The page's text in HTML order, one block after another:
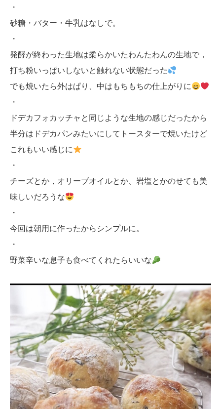
・
砂糖・バター・牛乳はなしで。
・
発酵が終わった生地は柔らかいたわんたわんの生地で，
打ち粉いっぱいしないと触れない状態だった
でも焼いたら外はぱり、中はもちもちの仕上がりに
・
ドデカフォカッチャと同じような生地の感じだったから
半分はドデカパンみたいにしてトースターで焼いたけど
これもいい感じに
・
チーズとか，オリーブオイルとか、岩塩とかのせても美
味しいだろうな
・
今回は朝用に作ったからシンプルに。
・
野菜辛いな息子も食べてくれたらいいな